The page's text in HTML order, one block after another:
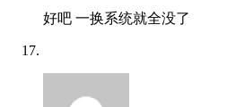
好吧 一换系统就全没了